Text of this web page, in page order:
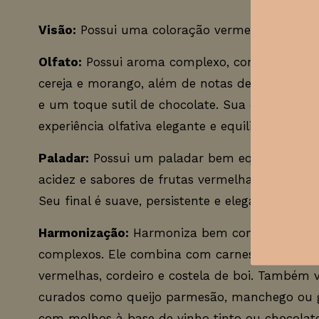
Visão: Possui uma coloração vermelho púrpura.
Olfato: Possui aroma complexo, com frutas
cereja e morango, além de notas de
e um toque sutil de chocolate. Sua
experiência olfativa elegante e equilibrada.
Paladar: Possui um paladar bem equilibrado,
acidez e sabores de frutas vermelhas
Seu final é suave, persistente e elegante.
Harmonização: Harmoniza bem com pratos de
complexos. Ele combina com carnes grelhadas
vermelhas, cordeiro e costela de boi. Também
curados como queijo parmesão, manchego ou